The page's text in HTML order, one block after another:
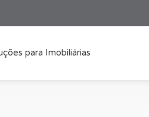
para Imobiliárias